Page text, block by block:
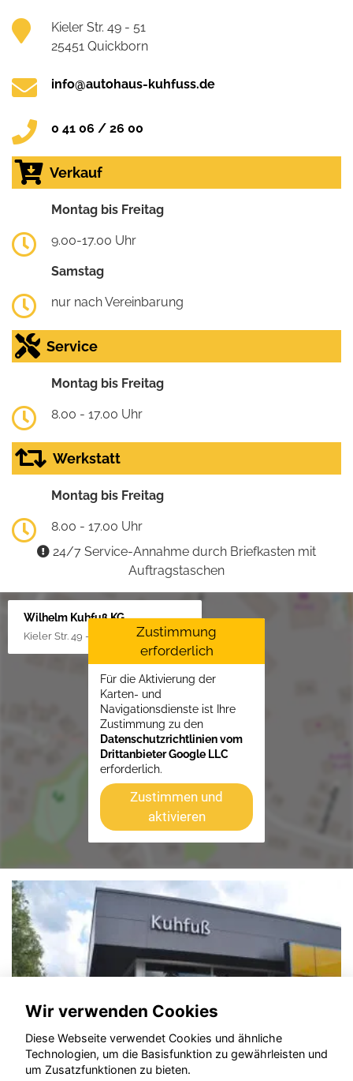
Kieler Str. 49 - 51
25451 Quickborn
info@autohaus-kuhfuss.de
0 41 06 / 26 00
Verkauf
Montag bis Freitag
9.00-17.00 Uhr
Samstag
nur nach Vereinbarung
Service
Montag bis Freitag
8.00 - 17.00 Uhr
Werkstatt
Montag bis Freitag
8.00 - 17.00 Uhr
24/7 Service-Annahme durch Briefkasten mit
Auftragstaschen
Wilhelm Kuhfuß KG
Kieler Str. 49 - 51, 25451 Quickborn
Zustimmung
erforderlich
Für die Aktivierung der
Karten- und
Navigationsdienste ist Ihre
Zustimmung zu den
Datenschutzrichtlinien vom
Drittanbieter Google LLC
erforderlich.
Zustimmen und
aktivieren
Wir verwenden Cookies
Diese Webseite verwendet Cookies und ähnliche
Technologien, um die Basisfunktion zu gewährleisten und
um Zusatzfunktionen zu bieten.